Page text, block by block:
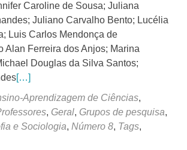
Caroline de Sousa; Juliana
Juliano Carvalho Bento; Lucélia
Luis Carlos Mendonça de
Alan Ferreira dos Anjos; Marina
Douglas da Silva Santos;
[…]
Aprendizagem de Ciências,
, Geral, Grupos de pesquisa,
e Sociologia, Número 8, Tags,